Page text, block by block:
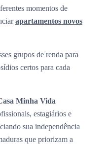
momentos de
apartamentos novos
grupos de renda para
certos para cada
Minha Vida
estagiários e
sua independência
que priorizam a